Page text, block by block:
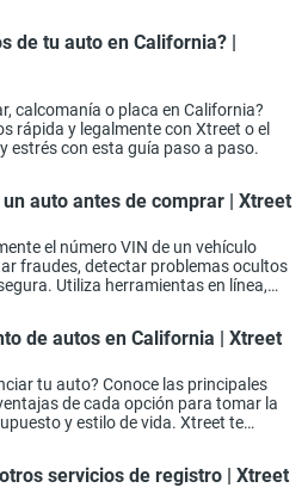
de tu auto en California? |
calcomanía o placa en California?
rápida y legalmente con Xtreet o el
estrés con esta guía paso a paso.
auto antes de comprar | Xtreet
el número VIN de un vehículo
fraudes, detectar problemas ocultos
Utiliza herramientas en línea,
de autos en California | Xtreet
tu auto? Conoce las principales
de cada opción para tomar la
y estilo de vida. Xtreet te
servicios de registro | Xtreet